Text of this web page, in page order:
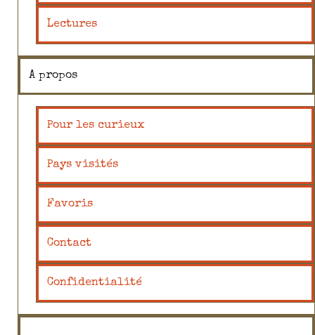
Lectures
A propos
Pour les curieux
Pays visités
Favoris
Contact
Confidentialité